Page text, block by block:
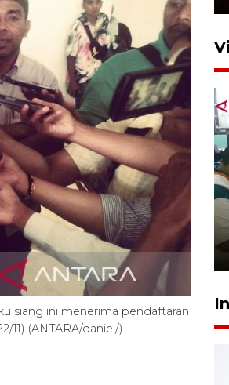
siang ini menerima pendaftaran
(ANTARA/daniel/)
ajak semua pihak buka
pada anak di lembaga
14:28